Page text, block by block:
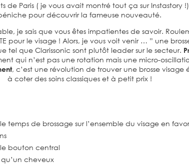
de Paris ( je vous avait montré tout ça sur Instastory
pour découvrir la fameuse nouveauté.
je sais que vous êtes impatientes de savoir.
pour le visage ! Alors, je vous voit venir … ” une
tel que Clarissonic sont plutôt leader sur le secteur.
qui n’est pas une rotation mais une micro-
, c’est une révolution de trouver une brosse
à coter des soins classiques et à petit prix !
de brossage sur l’ensemble du visage en
bouton central
qu’un cheveux